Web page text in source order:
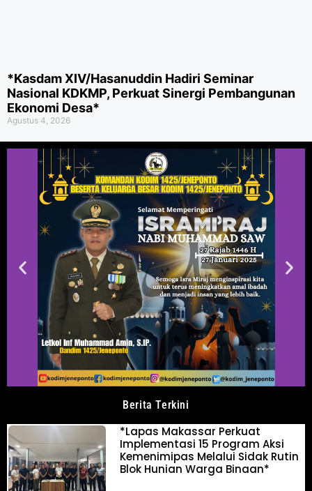
*Kasdam XIV/Hasanuddin Hadiri Seminar
Nasional KDKMP, Perkuat Sinergi Pembangunan
Ekonomi Desa*
Agustus 4, 2026
Berita Terkini
*Lapas Makassar Perkuat
Implementasi 15 Program Aksi
Kemenimipas Melalui Sidak Rutin
Blok Hunian Warga Binaan*